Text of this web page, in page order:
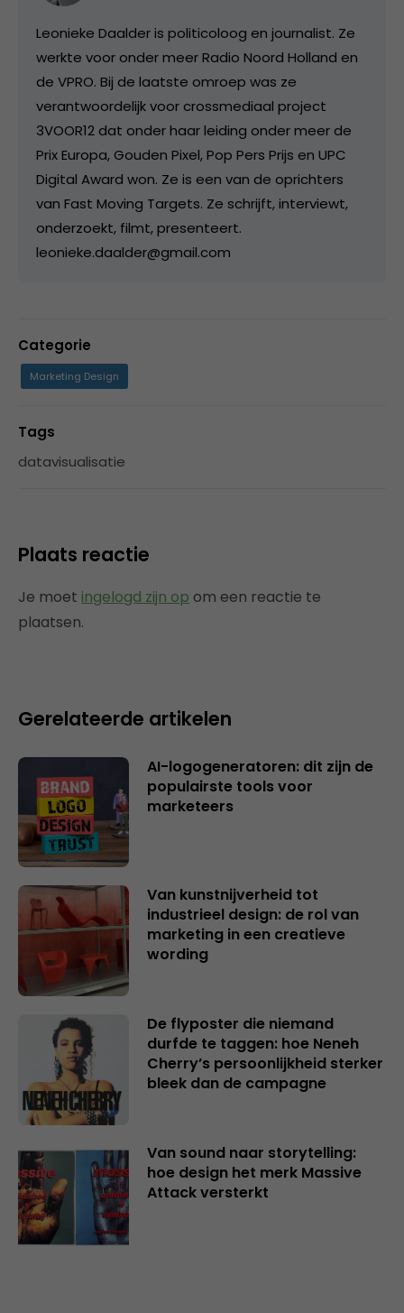
Leonieke Daalder is politicoloog en journalist. Ze
werkte voor onder meer Radio Noord Holland en
de VPRO. Bij de laatste omroep was ze
verantwoordelijk voor crossmediaal project
3VOOR12 dat onder haar leiding onder meer de
Prix Europa, Gouden Pixel, Pop Pers Prijs en UPC
Digital Award won. Ze is een van de oprichters
van Fast Moving Targets. Ze schrijft, interviewt,
onderzoekt, filmt, presenteert.
leonieke.daalder@gmail.com
Categorie
Marketing Design
Tags
datavisualisatie
Plaats reactie
Je moet ingelogd zijn op om een reactie te
plaatsen.
Gerelateerde artikelen
AI-logogeneratoren: dit zijn de
populairste tools voor
marketeers
Van kunstnijverheid tot
industrieel design: de rol van
marketing in een creatieve
wording
De flyposter die niemand
durfde te taggen: hoe Neneh
Cherry’s persoonlijkheid sterker
bleek dan de campagne
Van sound naar storytelling:
hoe design het merk Massive
Attack versterkt